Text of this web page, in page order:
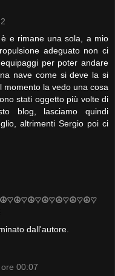
e rimane una sola, a mio
adeguato non ci
per poter andare
nave come si deve la si
la vedo una cosa
stati oggetto più volte di
blog, lasciamo quindi
altrimenti Sergio poi ci
dall'autore.
00:07